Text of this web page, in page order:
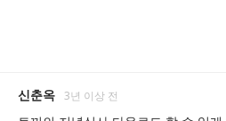
신춘옥 3년 이상 전